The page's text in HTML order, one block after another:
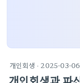
개인회생 · 2025-03-06